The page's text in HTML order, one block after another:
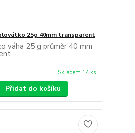
25g 40mm transparent
váha 25 g průměr 40 mm
Skladem 14 ks
Přidat do košíku